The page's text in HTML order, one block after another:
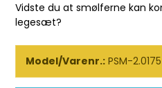
Vidste du at smølferne kan
legesæt?
Model/Varenr.: PSM-2.0175